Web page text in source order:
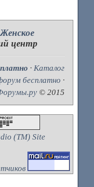
Женское
центр
·Каталог
бесплатно ·
© 2015